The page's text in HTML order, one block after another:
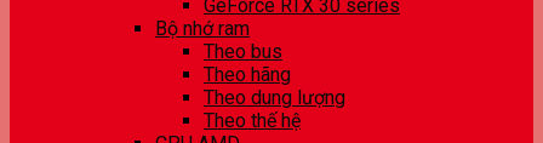
GeForce RTX 30 series
Bộ nhớ ram
Theo bus
Theo hãng
Theo dung lượng
Theo thế hệ